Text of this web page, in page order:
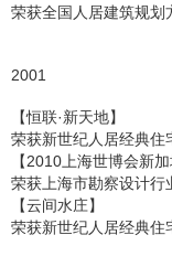
荣获全国人居建筑规划
2001
【恒联·新天地】
荣获新世纪人居经典住
【2010上海世博会新加
荣获上海市勘察设计行
【云间水庄】
荣获新世纪人居经典住